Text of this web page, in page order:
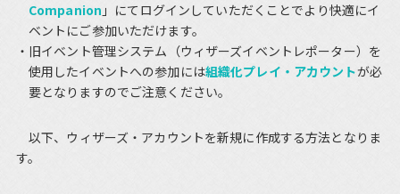
Companion 」にてログインしていただくことでより快適にイ
ベントにご参加いただけます。
旧イベント管理システム（ウィザーズイベントレポーター）を
使用したイベントへの参加には組織化プレイ・アカウントが必
要となりますのでご注意ください。
以下、ウィザーズ・アカウントを新規に作成する方法となりま
す。